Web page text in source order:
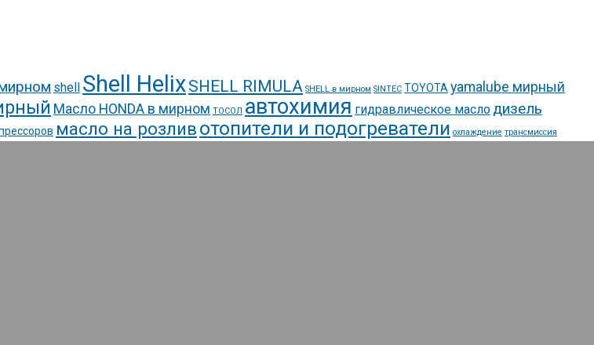
shell Shell HelixSHELL RIMULA SHELL в мирном SINTEC TOYOTA yamalube мирный
Масло HONDA в мирном ТОСОЛ автохимия гидравлическое масло дизель
масло на розливотопители и подогреватели охлаждение трансмиссия